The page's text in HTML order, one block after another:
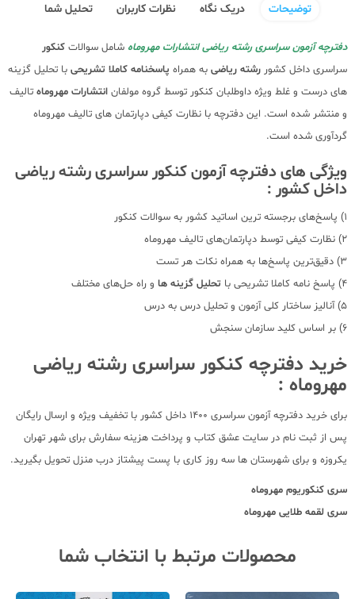
توضیحات دریک نگاه نظرات کاربران تحلیل شما
دفترچه آزمون سراسری رشته ریاضی انتشارات مهروماه شامل سوالات کنکور
سراسری داخل کشور رشته ریاضی به همراه پاسخنامه کاملا تشریحی با تحلیل گزینه
های درست و غلط ویژه داوطلبان کنکور توسط گروه مولفان انتشارات مهروماه تالیف
و منتشر شده است. این دفترچه با نظارت کیفی دپارتمان های تالیف مهروماه
گردآوری شده است.
ویژگی های دفترچه آزمون کنکور سراسری رشته ریاضی
داخل کشور :
1) پاسخ‌های برجسته ترین اساتید کشور به سوالات کنکور
2) نظارت کیفی توسط دپارتمان‌های تالیف مهروماه
3) دقیق‌ترین پاسخ‌ها به همراه نکات هر تست
4) پاسخ نامه کاملا تشریحی با
تحلیل گزینه ها و راه حل‌های مختلف
5) آنالیز ساختار کلی آزمون و تحلیل درس به درس
6) بر اساس کلید سازمان سنجش
خرید دفترچه کنکور سراسری رشته ریاضی
مهروماه :
برای خرید دفترچه آزمون سراسری 1400 داخل کشور با تخفیف ویژه و ارسال رایگان
پس از ثبت نام در سایت عشق کتاب و پرداخت هزینه سفارش برای شهر تهران
یکروزه و برای شهرستان ها سه روز کاری با پست پیشتاز درب منزل تحویل بگیرید.
سری کنکوریوم مهروماه
سری لقمه طلایی مهروماه
محصولات مرتبط با انتخاب شما